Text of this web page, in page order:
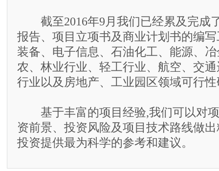
截至2016年9月我们已经累及完成
报告、项目立项书及商业计划书的编
装备、电子信息、石油化工、能源、
农、林业行业、轻工行业、航空、交
行业以及房地产、工业园区领域可行
基于丰富的项目经验,我们可以对项
资前景、投资风险及项目技术路线做
投资提供最为科学的参考和建议。